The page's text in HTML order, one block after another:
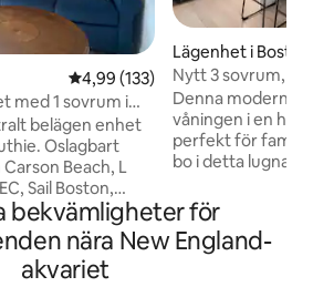
4,99 av 5 i genomsnittligt
4,99 (133)
med 1 sovrum i
belägen enhet
Oslagbart
Beach, L
Sail Boston,
boende erbjuder
för att skapa din
när du
Lägenhet i Boston
Nytt 3 sovrum, 2
ängen!
Denna moderna
våningen i en helt
perfekt för
bo i detta lugna
många universitet
NEU, etc.),
stora
bekvämligheter för
nära New England-
akvariet